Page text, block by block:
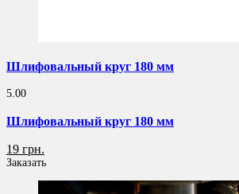
Шлифовальный круг 180 мм
5.00
Шлифовальный круг 180 мм
19 грн.
Заказать